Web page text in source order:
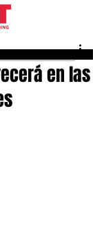
en las